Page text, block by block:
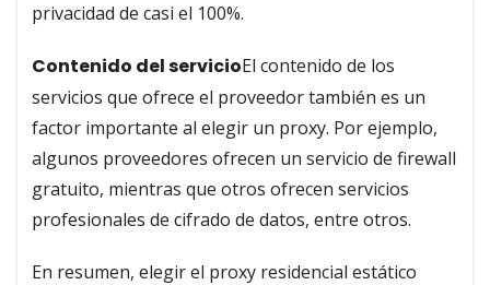
privacidad de casi el 100%.
Contenido del servicioEl contenido de los
servicios que ofrece el proveedor también es un
factor importante al elegir un proxy. Por ejemplo,
algunos proveedores ofrecen un servicio de firewall
gratuito, mientras que otros ofrecen servicios
profesionales de cifrado de datos, entre otros.
En resumen, elegir el proxy residencial estático